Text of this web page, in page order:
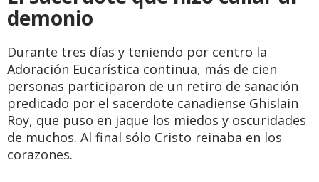
demonio
Durante tres días y teniendo por centro la
Adoración Eucarística continua, más de cien
personas participaron de un retiro de sanación
predicado por el sacerdote canadiense Ghislain
Roy, que puso en jaque los miedos y oscuridades
de muchos. Al final sólo Cristo reinaba en los
corazones.